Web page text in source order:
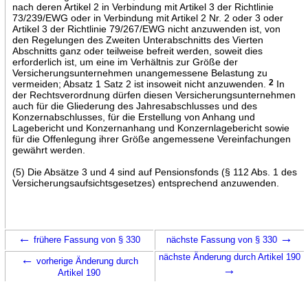
nach deren Artikel 2 in Verbindung mit Artikel 3 der Richtlinie
73/239/EWG oder in Verbindung mit Artikel 2 Nr. 2 oder 3 oder
Artikel 3 der Richtlinie 79/267/EWG nicht anzuwenden ist, von
den Regelungen des Zweiten Unterabschnitts des Vierten
Abschnitts ganz oder teilweise befreit werden, soweit dies
erforderlich ist, um eine im Verhältnis zur Größe der
Versicherungsunternehmen unangemessene Belastung zu
vermeiden; Absatz 1 Satz 2 ist insoweit nicht anzuwenden.
2In
der Rechtsverordnung dürfen diesen Versicherungsunternehmen
auch für die Gliederung des Jahresabschlusses und des
Konzernabschlusses, für die Erstellung von Anhang und
Lagebericht und Konzernanhang und Konzernlagebericht sowie
für die Offenlegung ihrer Größe angemessene Vereinfachungen
gewährt werden.
(5) Die Absätze 3 und 4 sind auf Pensionsfonds (§ 112 Abs. 1 des
Versicherungsaufsichtsgesetzes) entsprechend anzuwenden.
← frühere Fassung von § 330 nächste Fassung von § 330 →
← vorherige Änderung durch
Artikel 190
nächste Änderung durch Artikel 190
→